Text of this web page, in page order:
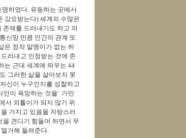
하였다. 유동하는 곳에서
강요받는다) 세계의 수많은
재를 드러내기도 하고 의
신망 만큼 인간의 관계 또
은 정작 알맹이가 없는 허
러내고 인정받는 것에 존
는 근대 세계에 띄우는 44
그러한 삶을 살아보지 못
신이 누구인지를 성찰하고
인이 욕망하는 것을' 가만
서 외톨이가 되지 않기 위
가지고 있음을 자랑스러
견디기 힘들어 하면서 무
거해 들려준다.